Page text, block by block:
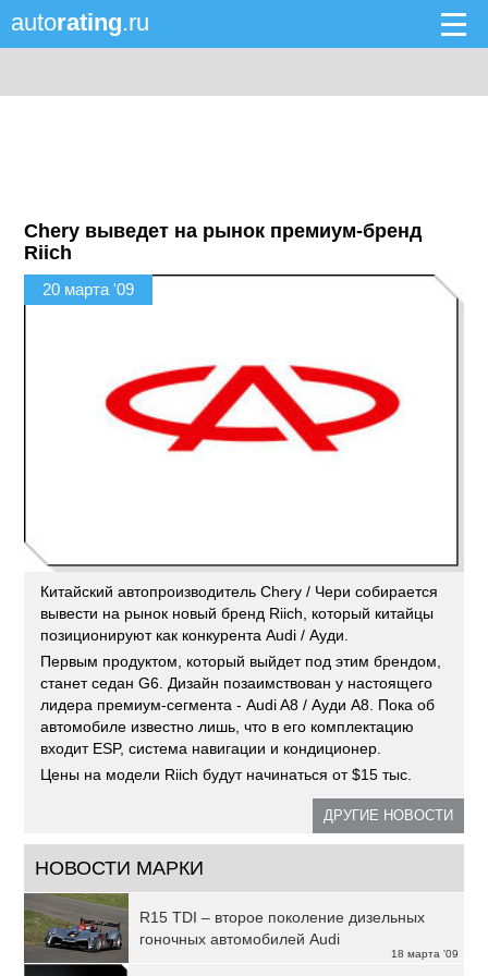
autorating.ru
Chery выведет на рынок премиум-бренд
Riich
20 марта '09
Китайский автопроизводитель Chery / Чери собирается
вывести на рынок новый бренд Riich, который китайцы
позиционируют как конкурента Audi / Ауди.
Первым продуктом, который выйдет под этим брендом,
станет седан G6. Дизайн позаимствован у настоящего
лидера премиум-сегмента - Audi A8 / Ауди A8. Пока об
автомобиле известно лишь, что в его комплектацию
входит ESP, система навигации и кондиционер.
Цены на модели Riich будут начинаться от $15 тыс.
ДРУГИЕ НОВОСТИ
НОВОСТИ МАРКИ
18 марта '09
R15 TDI – второе поколение дизельных
гоночных автомобилей Audi